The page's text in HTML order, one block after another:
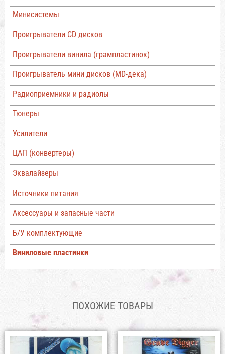
Минисистемы
Проигрыватели CD дисков
Проигрыватели винила (грампластинок)
Проигрыватель мини дисков (MD-дека)
Радиоприемники и радиолы
Тюнеры
Усилители
ЦАП (конвертеры)
Эквалайзеры
Источники питания
Аксессуары и запасные части
Б/У комплектующие
Виниловые пластинки
ПОХОЖИЕ ТОВАРЫ